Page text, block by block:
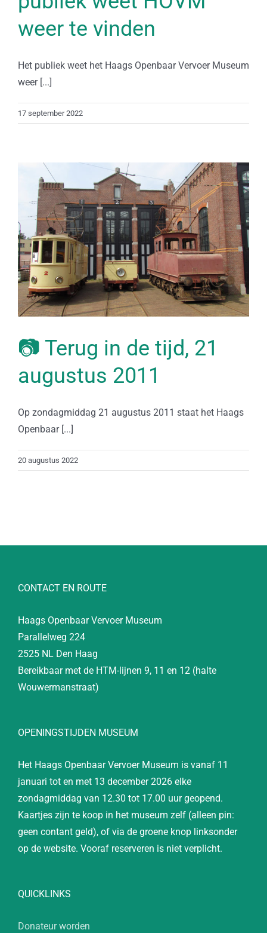
weer te vinden
Het publiek weet het Haags Openbaar Vervoer Museum
weer [...]
17 september 2022
📷 Terug in de tijd, 21
augustus 2011
Op zondagmiddag 21 augustus 2011 staat het Haags
Openbaar [...]
20 augustus 2022
CONTACT EN ROUTE
Haags Openbaar Vervoer Museum
Parallelweg 224
2525 NL Den Haag
Bereikbaar met de HTM-lijnen 9, 11 en 12 (halte
Wouwermanstraat)
OPENINGSTIJDEN MUSEUM
Het Haags Openbaar Vervoer Museum is vanaf 11
januari tot en met 13 december 2026 elke
zondagmiddag van 12.30 tot 17.00 uur geopend.
Kaartjes zijn te koop in het museum zelf (alleen pin:
geen contant geld), of via de groene knop linksonder
op de website. Vooraf reserveren is niet verplicht.
QUICKLINKS
Donateur worden